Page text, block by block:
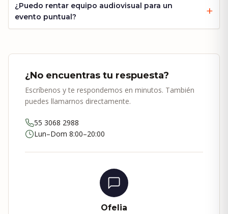
¿Puedo rentar equipo audiovisual para un
evento puntual?
¿No encuentras tu respuesta?
Escríbenos y te respondemos en minutos. También
puedes llamarnos directamente.
55 3068 2988
Lun–Dom 8:00–20:00
Ofelia